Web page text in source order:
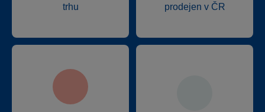
trhu
prodejen v ČR